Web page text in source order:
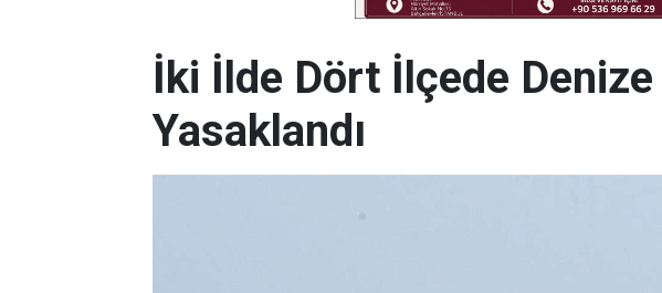
İki İlde Dört İlçede
Yasaklandı